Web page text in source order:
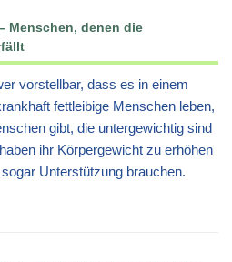
Menschen, denen die
vorstellbar, dass es in einem
fettleibige Menschen leben,
gibt, die untergewichtig sind
ihr Körpergewicht zu erhöhen
Unterstützung brauchen.